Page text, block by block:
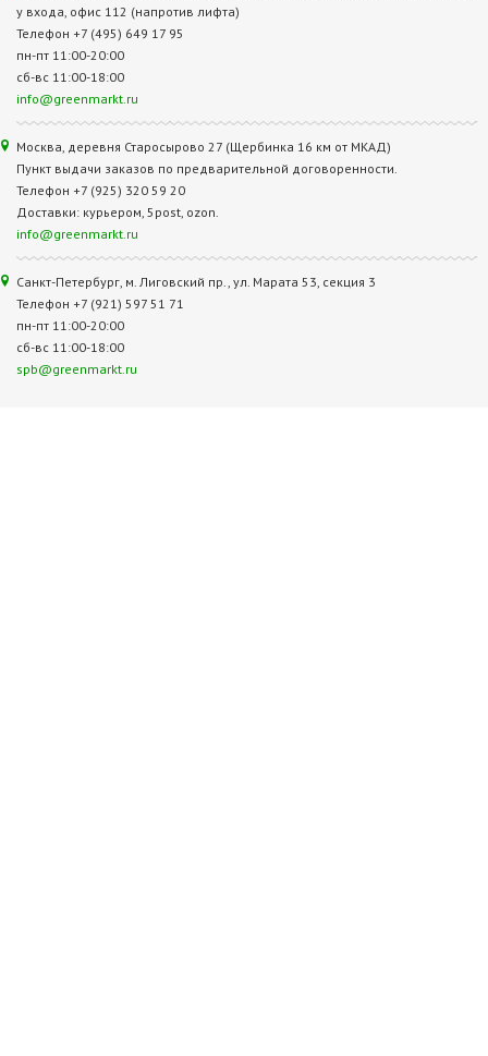
у входа, офис 112 (напротив лифта)
Телефон +7 (495) 649 17 95
пн-пт 11:00-20:00
сб-вс 11:00-18:00
info@greenmarkt.ru
Москва, деревня Старосырово 27 (Щербинка 16 км от МКАД)
Пункт выдачи заказов по предварительной договоренности.
Телефон +7 (925) 320 59 20
Доставки: курьером, 5post, ozon.
info@greenmarkt.ru
Санкт-Петербург, м. Лиговский пр., ул. Марата 53, секция 3
Телефон +7 (921) 597 51 71
пн-пт 11:00-20:00
сб-вс 11:00-18:00
spb@greenmarkt.ru